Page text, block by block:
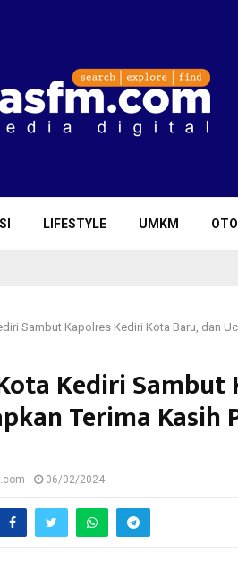
LIFESTYLE UMKM
Sambut Kapolres Kediri Kota Baru, dan
Kediri
Terima Kasih
06/02/2024